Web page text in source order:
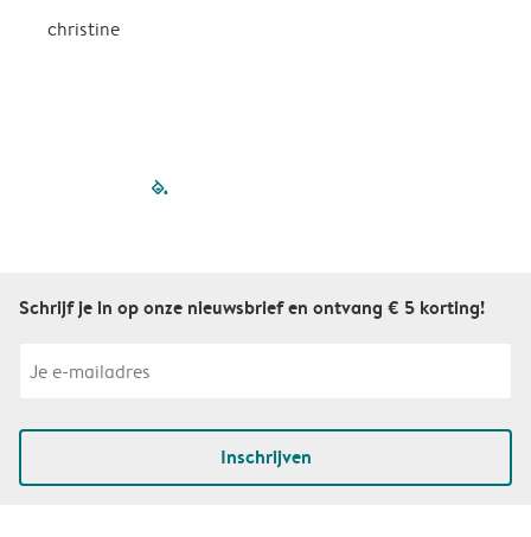
christine
filled-pagination
Schrijf je in op onze nieuwsbrief en ontvang € 5 korting!
Inschrijven